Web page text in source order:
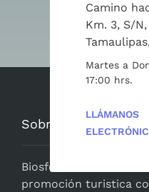
Camino
Km. 3, S/
Martes a
17:00 hrs.
LLÁMANOS
Sobre Nosotros
BiosferaElCielo.com
promoción turistica